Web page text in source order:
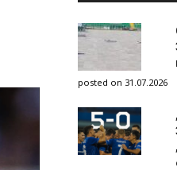
posted on 31.07.2026